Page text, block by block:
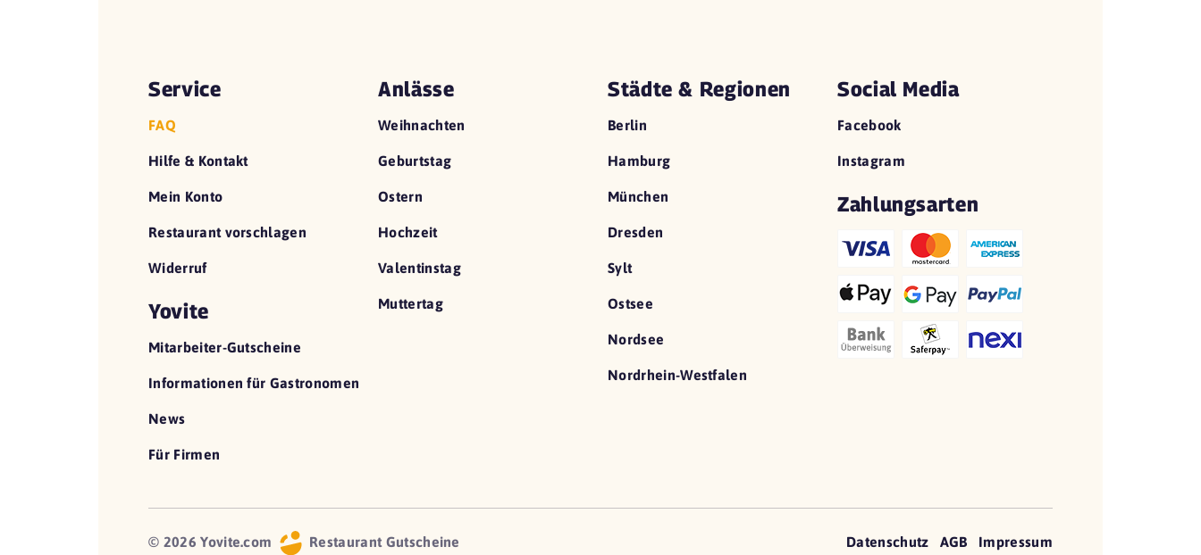
Service
FAQ
Hilfe & Kontakt
Mein Konto
Restaurant vorschlagen
Widerruf
Yovite
Mitarbeiter-Gutscheine
Informationen für Gastronomen
News
Für Firmen
Anlässe
Weihnachten
Geburtstag
Ostern
Hochzeit
Valentinstag
Muttertag
Städte & Regionen
Berlin
Hamburg
München
Dresden
Sylt
Ostsee
Nordsee
Nordrhein-Westfalen
Social Media
Facebook
Instagram
Zahlungsarten
© 2026 Yovite.com Restaurant Gutscheine Datenschutz AGB Impressum